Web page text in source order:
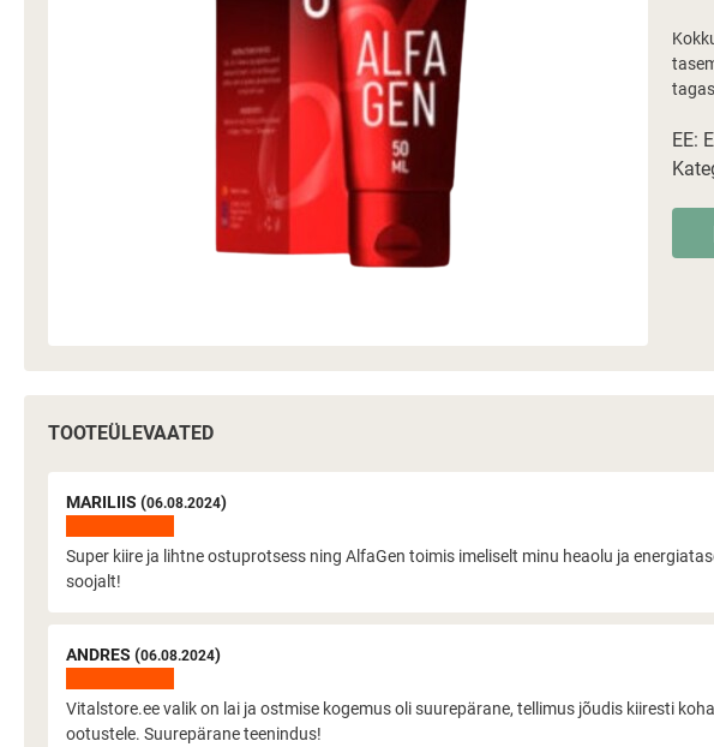
EE:
TOOTEÜLEVAATED
MARILIIS (06.08.2024)
Super kiire ja lihtne ostuprotsess ning AlfaGen toimis imeliselt minu heaolu ja
soojalt!
ANDRES (06.08.2024)
Vitalstore.ee valik on lai ja ostmise kogemus oli suurepärane, tellimus jõudis kiiresti
ootustele. Suurepärane teenindus!